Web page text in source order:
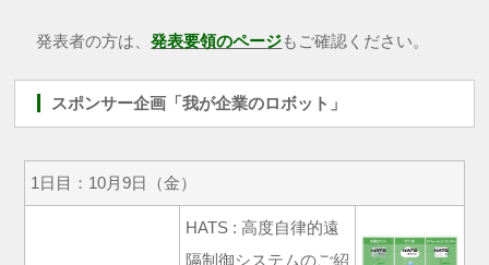
発表者の方は、発表要領のページもご確認ください。
スポンサー企画「我が企業のロボット」
1日目：10月9日（金）
HATS : 高度自律的遠
隔制御システムのご紹